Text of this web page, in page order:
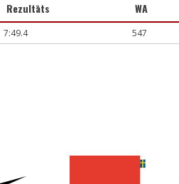
Rezultāts WA
7:49.4 547